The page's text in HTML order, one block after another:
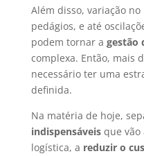
Além disso, variação
pedágios, e até
podem tornar a gestão
complexa. Então, mais
necessário ter uma
definida.
Na matéria de hoje,
indispensáveisque vão
logística, a reduzir o